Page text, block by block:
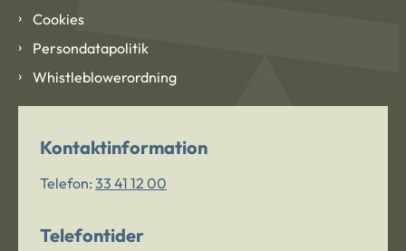
Cookies
Persondatapolitik
Whistleblowerordning
Kontaktinformation
Telefon: 33 41 12 00
Telefontider